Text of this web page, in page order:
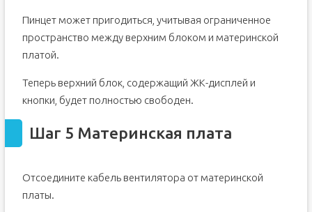
Пинцет может пригодиться, учитывая ограниченное
пространство между верхним блоком и материнской
платой.
Теперь верхний блок, содержащий ЖК-дисплей и
кнопки, будет полностью свободен.
Шаг 5 Материнская плата
Отсоедините кабель вентилятора от материнской
платы.